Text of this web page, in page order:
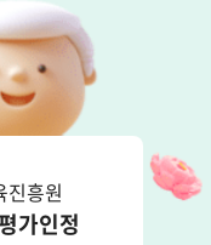
진흥원
가인정